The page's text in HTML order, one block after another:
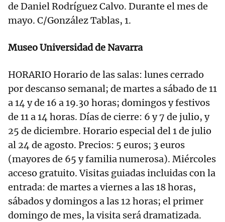
de Daniel Rodríguez Calvo. Durante el mes de
mayo. C/González Tablas, 1.
Museo Universidad de Navarra
HORARIO Horario de las salas: lunes cerrado
por descanso semanal; de martes a sábado de 11
a 14 y de 16 a 19.30 horas; domingos y festivos
de 11 a 14 horas. Días de cierre: 6 y 7 de julio, y
25 de diciembre. Horario especial del 1 de julio
al 24 de agosto. Precios: 5 euros; 3 euros
(mayores de 65 y familia numerosa). Miércoles
acceso gratuito. Visitas guiadas incluidas con la
entrada: de martes a viernes a las 18 horas,
sábados y domingos a las 12 horas; el primer
domingo de mes, la visita será dramatizada.